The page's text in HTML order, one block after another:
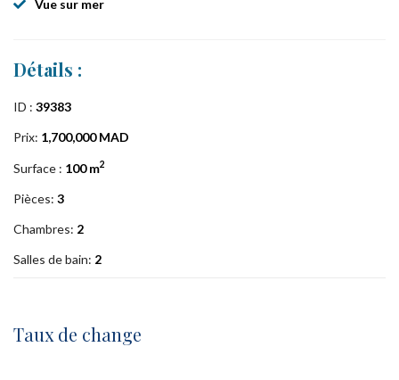
Vue sur mer
Détails :
ID : 39383
Prix: 1,700,000 MAD
Surface : 100 m2
Pièces: 3
Chambres: 2
Salles de bain: 2
Taux de change